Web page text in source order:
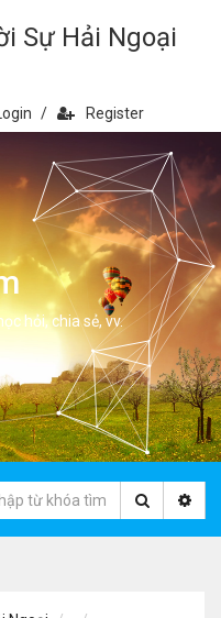
Sự Hải Ngoại
Login / Register
hỏi, chia sẻ, vv.